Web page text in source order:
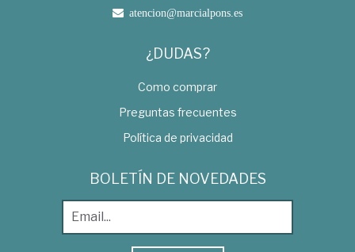
atencion@marcialpons.es
¿DUDAS?
Como comprar
Preguntas frecuentes
Política de privacidad
BOLETÍN DE NOVEDADES